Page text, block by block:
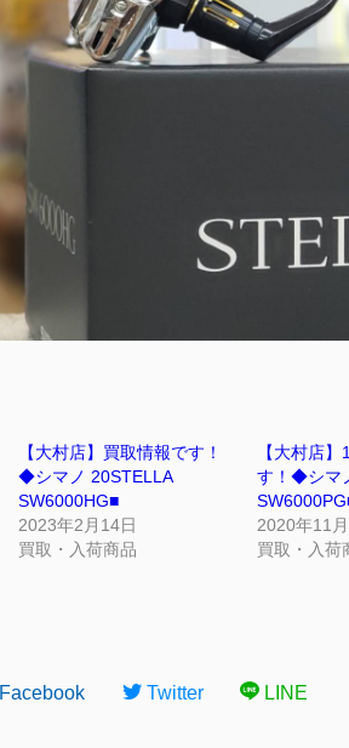
【大村店】買取情報です！
◆シマノ⁡ ⁡20STELLA
SW6000HG■
2023年2月14日
買取・入荷商品
【大村店
す！◆シマ
2020年11
買取・入荷
Facebook Twitter LINE